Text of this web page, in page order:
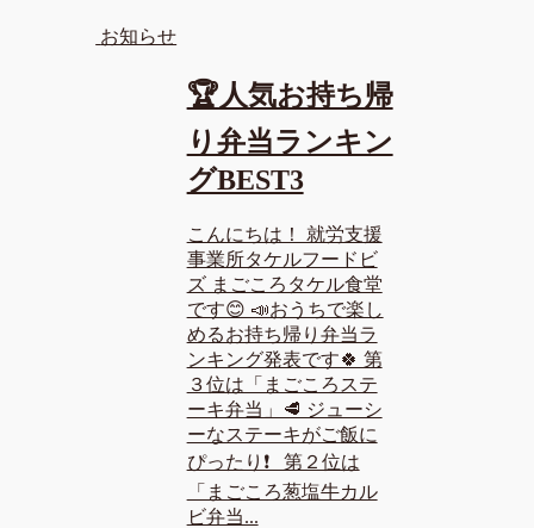
お知らせ
🏆人気お持ち帰
り弁当ランキン
グBEST3
こんにちは！ 就労支援
事業所タケルフードビ
ズ まごころタケル食堂
です😊 📣おうちで楽し
めるお持ち帰り弁当ラ
ンキング発表です🍀 第
３位は「まごころステ
ーキ弁当」🥩 ジューシ
ーなステーキがご飯に
ぴったり❗ 第２位は
「まごころ葱塩牛カル
ビ弁当...